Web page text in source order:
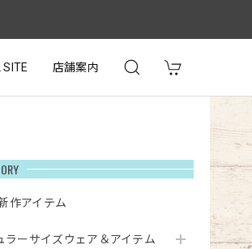
SITE 店舗案内
作アイテム
ラーサイズウェア＆アイテム